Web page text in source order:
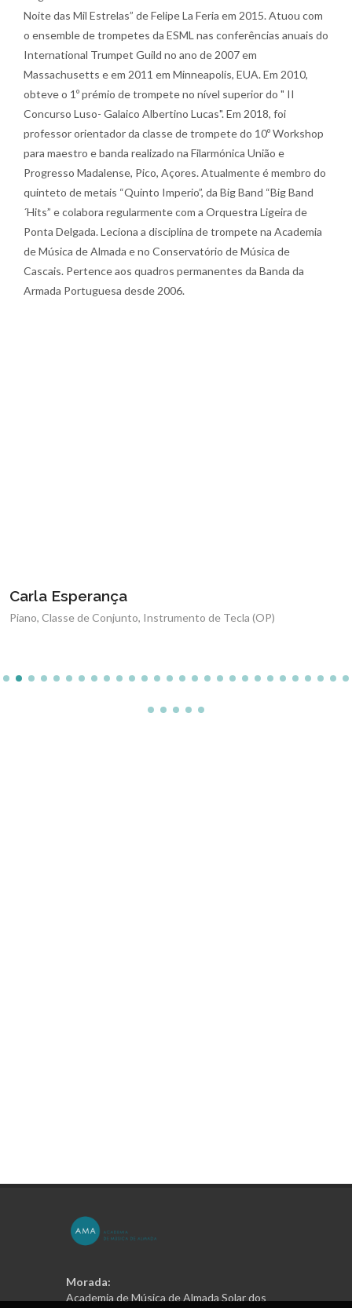
Noite das Mil Estrelas” de Felipe La Feria em 2015. Atuou com
o ensemble de trompetes da ESML nas conferências anuais do
International Trumpet Guild no ano de 2007 em
Massachusetts e em 2011 em Minneapolis, EUA. Em 2010,
obteve o 1º prémio de trompete no nível superior do " II
Concurso Luso- Galaico Albertino Lucas". Em 2018, foi
professor orientador da classe de trompete do 10º Workshop
para maestro e banda realizado na Filarmónica União e
Progresso Madalense, Pico, Açores. Atualmente é membro do
quinteto de metais “Quinto Imperio”, da Big Band “Big Band
´Hits” e colabora regularmente com a Orquestra Ligeira de
Ponta Delgada. Leciona a disciplina de trompete na Academia
de Música de Almada e no Conservatório de Música de
Cascais. Pertence aos quadros permanentes da Banda da
Armada Portuguesa desde 2006.
Carla Esperança
Piano, Classe de Conjunto, Instrumento de Tecla (OP)
Morada:
Academia de Música de Almada Solar dos